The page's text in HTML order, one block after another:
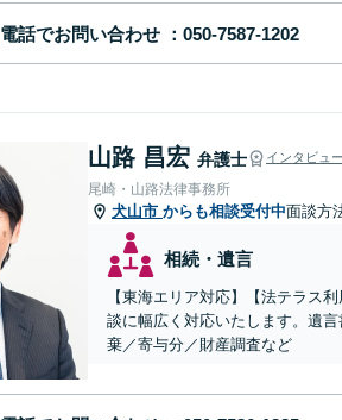
電話でお問い合わせ
山路 昌宏 弁護士 インタビュ
尾崎・山路法律事務所
犬山市 からも相談受付中面談方
相続・遺言
【東海エリア対応】【法テラス
談に幅広く対応いたします。遺
棄／寄与分／財産調査など